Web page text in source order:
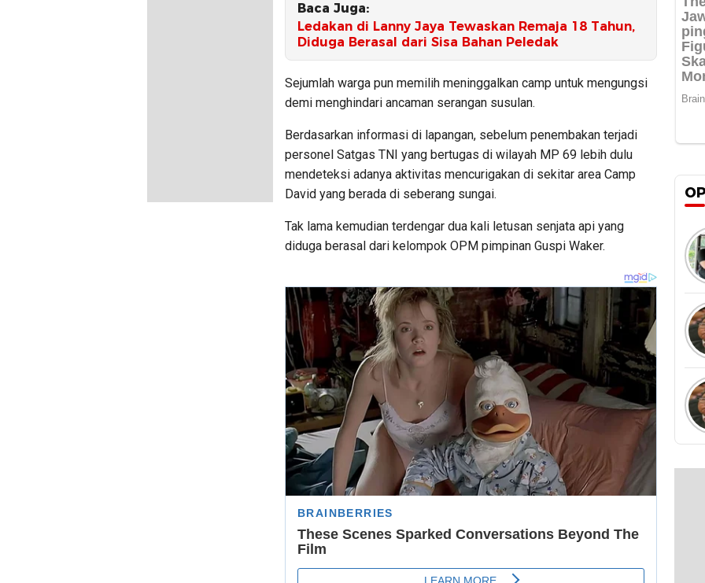
Baca Juga:
Ledakan di Lanny Jaya Tewaskan Remaja 18 Tahun,
Diduga Berasal dari Sisa Bahan Peledak
Sejumlah warga pun memilih meninggalkan camp untuk mengungsi
demi menghindari ancaman serangan susulan.
Berdasarkan informasi di lapangan, sebelum penembakan terjadi
personel Satgas TNI yang bertugas di wilayah MP 69 lebih dulu
mendeteksi adanya aktivitas mencurigakan di sekitar area Camp
David yang berada di seberang sungai.
Tak lama kemudian terdengar dua kali letusan senjata api yang
diduga berasal dari kelompok OPM pimpinan Guspi Waker.